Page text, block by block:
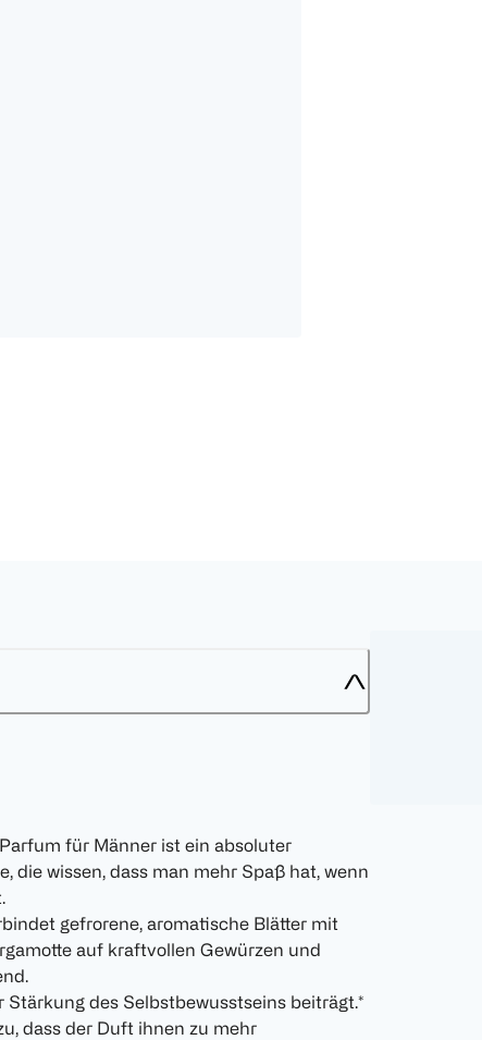
für Männer ist ein absoluter
die wissen, dass man mehr Spaß hat, wenn
gefrorene, aromatische Blätter mit
auf kraftvollen Gewürzen und
des Selbstbewusstseins beiträgt.*
dass der Duft ihnen zu mehr